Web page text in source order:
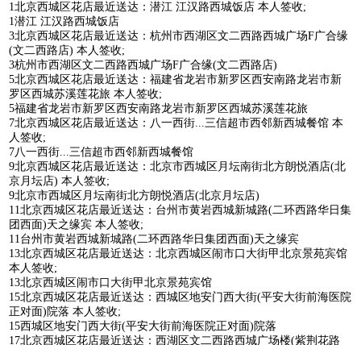
1北京西城区花店最近送达：潜江 江汉路西城饭店 本人签收;
1潜江 江汉路西城饭店
3北京西城区花店最近送达：杭州市西湖区文二西路西城广场F广合缘
(文二西路店) 本人签收;
3杭州市西湖区文二西路西城广场F广合缘(文二西路店)
5北京西城区花店最近送达：福建省龙岩市新罗区西安南路龙岩市新
罗区西城苏溪莲花旅 本人签收;
5福建省龙岩市新罗区西安南路龙岩市新罗区西城苏溪莲花旅
7北京西城区花店最近送达：八一西街...三信超市西邻新西城餐馆 本
人签收;
7八一西街...三信超市西邻新西城餐馆
9北京西城区花店最近送达：北京市西城区月坛南街北方朗悦酒店(北
京月坛店) 本人签收;
9北京市西城区月坛南街北方朗悦酒店(北京月坛店)
11北京西城区花店最近送达：台州市黄岩西城新城路(二环西路华日集
团西面)天之缘宾 本人签收;
11台州市黄岩西城新城路(二环西路华日集团西面)天之缘宾
13北京西城区花店最近送达：北京西城区闹市口大街甲北京景苑宾馆
本人签收;
13北京西城区闹市口大街甲北京景苑宾馆
15北京西城区花店最近送达：西城区地安门西大街(平安大街前海医院
正对面)院落 本人签收;
15西城区地安门西大街(平安大街前海医院正对面)院落
17北京西城区花店最近送达：西湖区文二西路西城广场楼(紫荆花路